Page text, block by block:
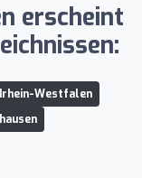
erscheint
Westfalen